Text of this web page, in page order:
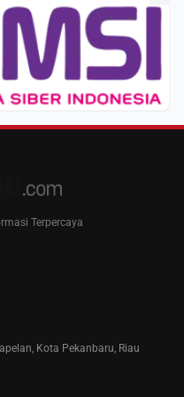
Terpercaya
Kota Pekanbaru, Riau